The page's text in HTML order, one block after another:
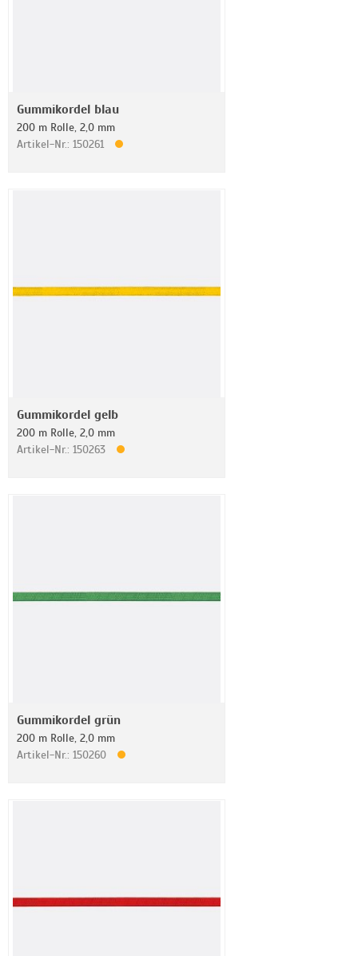
Gummikordel blau
200 m Rolle, 2,0 mm
Artikel-Nr.: 150261
Gummikordel gelb
200 m Rolle, 2,0 mm
Artikel-Nr.: 150263
Gummikordel grün
200 m Rolle, 2,0 mm
Artikel-Nr.: 150260